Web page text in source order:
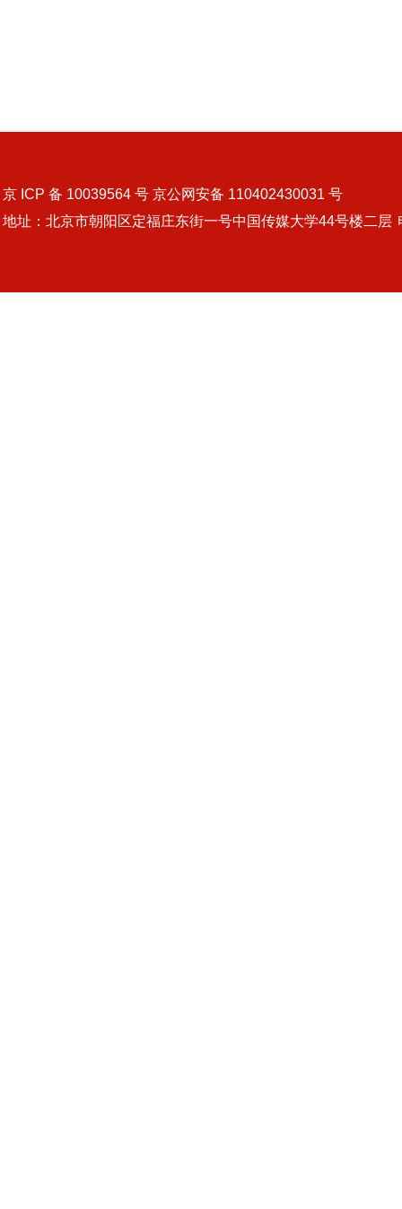
京 ICP 备 10039564 号 京公网安备 110402430031 号
地址：北京市朝阳区定福庄东街一号中国传媒大学44号楼二层